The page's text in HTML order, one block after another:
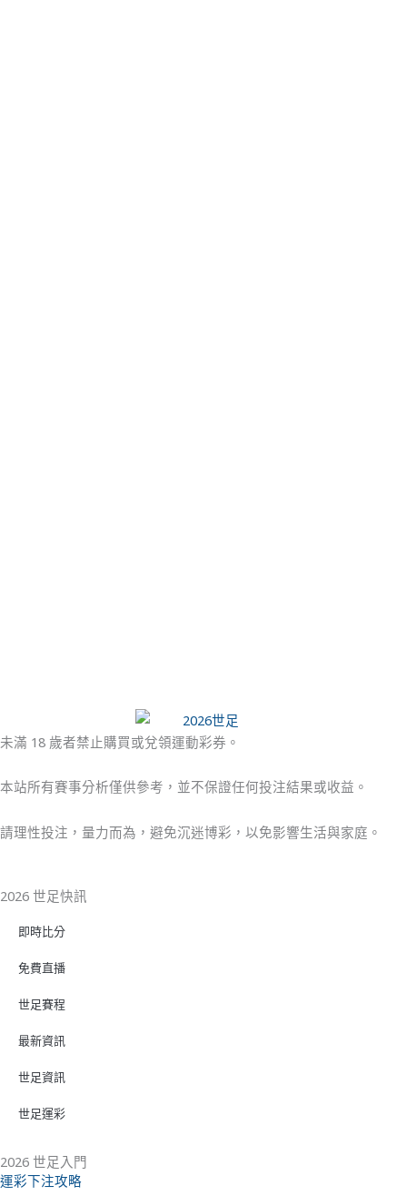
未滿 18 歲者禁止購買或兌領運動彩券。
本站所有賽事分析僅供參考，並不保證任何投注結果或收益。
請理性投注，量力而為，避免沉迷博彩，以免影響生活與家庭。
2026 世足快訊
即時比分
免費直播
世足賽程
最新資訊
世足資訊
世足運彩
2026 世足入門
運彩下注攻略